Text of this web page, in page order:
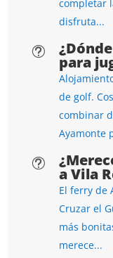
completar
disfruta...
t
para
de golf.
combinar
Ayamonte
t
a Vila
El ferry de
Cruzar el
más
merece...